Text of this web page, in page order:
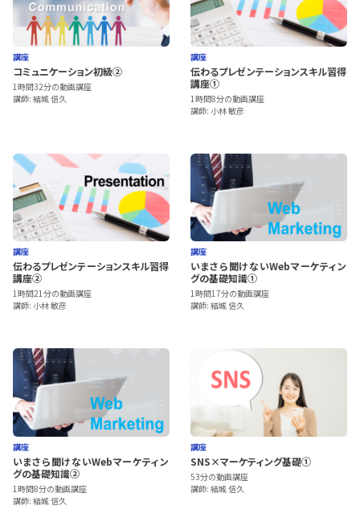
講座
コミュニケーション初級②
1時間32分の動画講座
講師: 結城 信久
講座
伝わるプレゼンテーションスキル習得
講座①
1時間8分の動画講座
講師: 小林 敏彦
講座
伝わるプレゼンテーションスキル習得
講座②
1時間21分の動画講座
講師: 小林 敏彦
講座
いまさら聞けないWebマーケティン
グの基礎知識①
1時間17分の動画講座
講師: 結城 信久
講座
いまさら聞けないWebマーケティン
グの基礎知識②
1時間8分の動画講座
講師: 結城 信久
講座
SNS×マーケティング基礎①
53分の動画講座
講師: 結城 信久